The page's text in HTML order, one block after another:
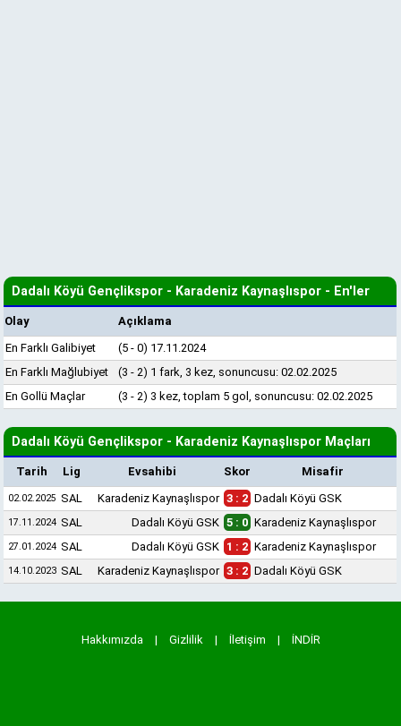
Dadalı Köyü Gençlikspor - Karadeniz Kaynaşlıspor - En'ler
Olay
Açıklama
En Farklı Galibiyet
(5 - 0) 17.11.2024
En Farklı Mağlubiyet
(3 - 2) 1 fark, 3 kez, sonuncusu: 02.02.2025
En Gollü Maçlar
(3 - 2) 3 kez, toplam 5 gol, sonuncusu: 02.02.2025
Dadalı Köyü Gençlikspor - Karadeniz Kaynaşlıspor Maçları
Tarih Lig Evsahibi Skor Misafir
02.02.2025 SAL Karadeniz Kaynaşlıspor 3 : 2 Dadalı Köyü GSK
17.11.2024 SAL Dadalı Köyü GSK 5 : 0 Karadeniz Kaynaşlıspor
27.01.2024 SAL Dadalı Köyü GSK 1 : 2 Karadeniz Kaynaşlıspor
14.10.2023 SAL Karadeniz Kaynaşlıspor 3 : 2 Dadalı Köyü GSK
Hakkımızda | Gizlilik | İletişim | İNDİR